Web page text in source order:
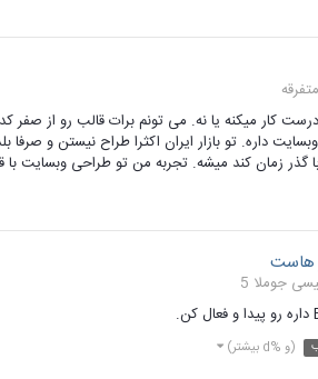
کار میکنه یا نه. می تونم برات قالب رو از
داره. تو بازار ایران اکثرا طراح نیستن و صرفا
زمان کند میشه. تجربه من تو طراحی وبسایت با
جوملا 5
(و %d بیشتر)